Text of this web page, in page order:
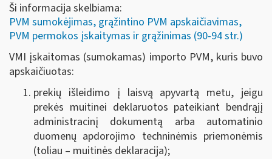
Ši informacija skelbiama:
PVM sumokėjimas, grąžintino PVM apskaičiavimas,
PVM permokos įskaitymas ir grąžinimas (90-94 str.)
VMI įskaitomas (sumokamas) importo PVM, kuris buvo
apskaičiuotas:
prekių išleidimo į laisvą apyvartą metu, jeigu
prekės muitinei deklaruotos pateikiant bendrąjį
administracinį dokumentą arba automatinio
duomenų apdorojimo techninėmis priemonėmis
(toliau – muitinės deklaracija);